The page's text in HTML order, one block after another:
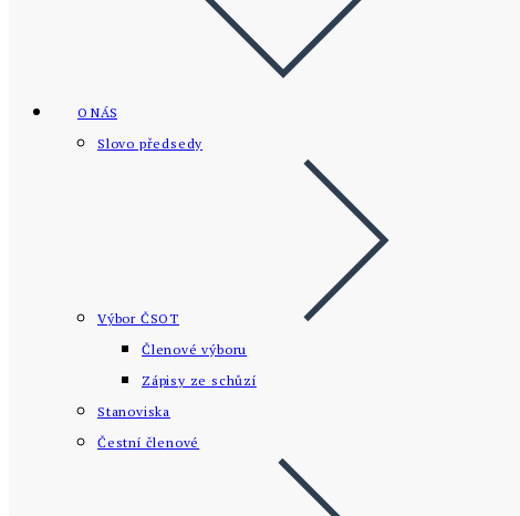
O NÁS
Slovo předsedy
Výbor ČSOT
Členové výboru
Zápisy ze schůzí
Stanoviska
Čestní členové